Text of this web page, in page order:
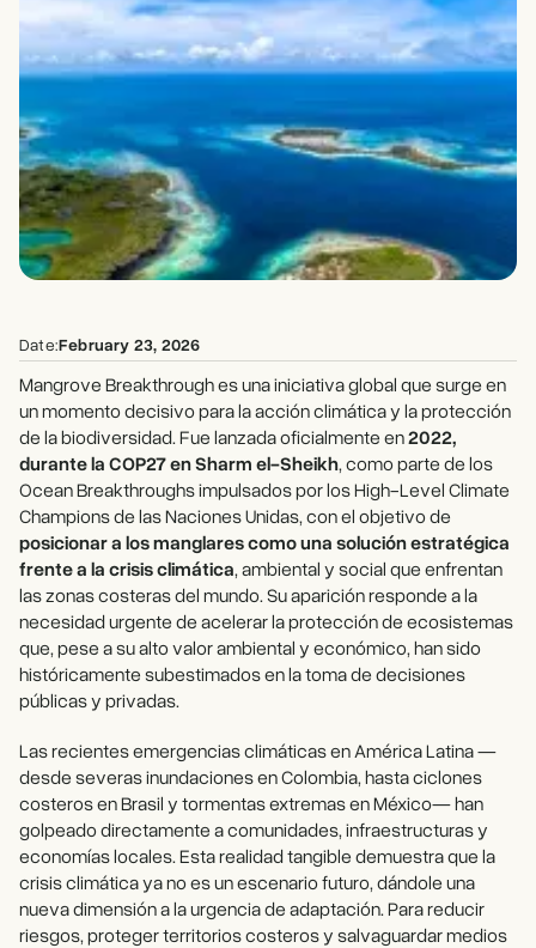
Date:February 23, 2026
Mangrove Breakthrough es una iniciativa global que surge en
un momento decisivo para la acción climática y la protección
de la biodiversidad. Fue lanzada oficialmente en2022,
durante la COP27 en Sharm el-Sheikh, como parte de los
Ocean Breakthroughs impulsados por los High-Level Climate
Champions de las Naciones Unidas, con el objetivo de
posicionar a los manglares como una solución estratégica
frente a la crisis climática, ambiental y social que enfrentan
las zonas costeras del mundo. Su aparición responde a la
necesidad urgente de acelerar la protección de ecosistemas
que, pese a su alto valor ambiental y económico, han sido
históricamente subestimados en la toma de decisiones
públicas y privadas.
Las recientes emergencias climáticas en América Latina —
desde severas inundaciones en Colombia, hasta ciclones
costeros en Brasil y tormentas extremas en México— han
golpeado directamente a comunidades, infraestructuras y
economías locales. Esta realidad tangible demuestra que la
crisis climática ya no es un escenario futuro, dándole una
nueva dimensión a la urgencia de adaptación. Para reducir
riesgos, proteger territorios costeros y salvaguardar medios